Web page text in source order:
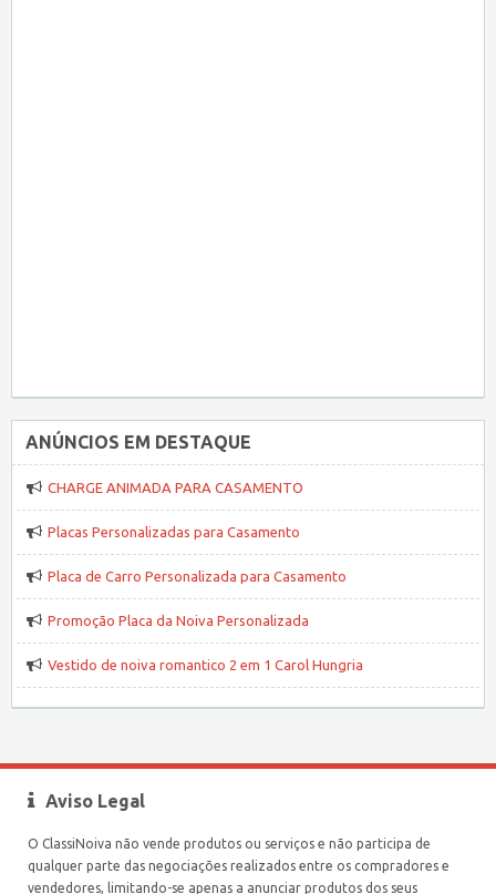
ANÚNCIOS EM DESTAQUE
CHARGE ANIMADA PARA CASAMENTO
Placas Personalizadas para Casamento
Placa de Carro Personalizada para Casamento
Promoção Placa da Noiva Personalizada
Vestido de noiva romantico 2 em 1 Carol Hungria
Aviso Legal
O ClassiNoiva não vende produtos ou serviços e não participa de
qualquer parte das negociações realizados entre os compradores e
vendedores, limitando-se apenas a anunciar produtos dos seus